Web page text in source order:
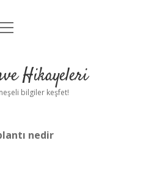
UyarıHikayeleri
bilgiler keşfet!
nedir